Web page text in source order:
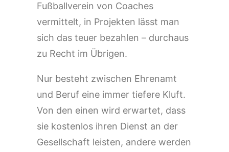
Fußballverein von Coaches
vermittelt, in Projekten lässt man
sich das teuer bezahlen – durchaus
zu Recht im Übrigen.
Nur besteht zwischen Ehrenamt
und Beruf eine immer tiefere Kluft.
Von den einen wird erwartet, dass
sie kostenlos ihren Dienst an der
Gesellschaft leisten, andere werden